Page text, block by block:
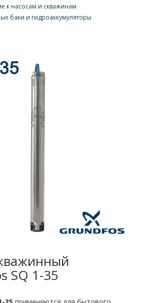
к насосам и скважинам
баки и гидроаккумуляторы
SQ 1-35